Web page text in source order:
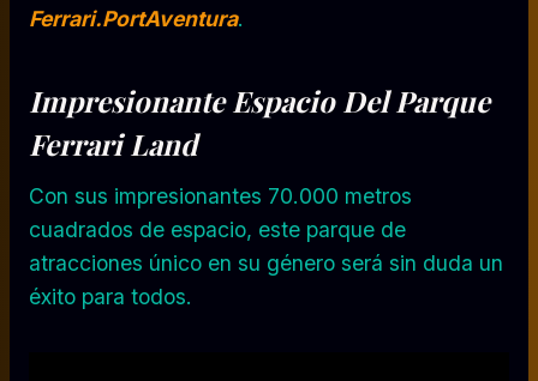
Ferrari.PortAventura.
Impresionante Espacio Del Parque
Ferrari Land
Con sus impresionantes 70.000 metros
cuadrados de espacio, este parque de
atracciones único en su género será sin duda un
éxito para todos.